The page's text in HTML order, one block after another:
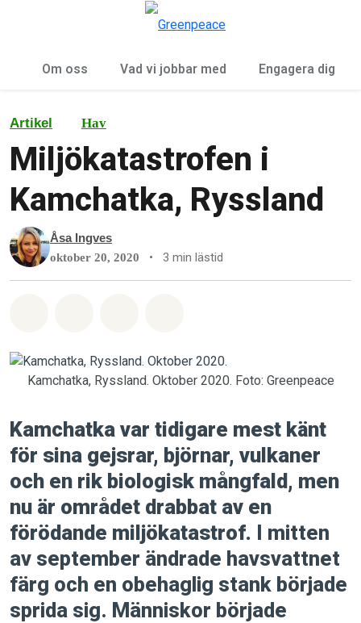
Om oss Vad vi jobbar med Engagera dig
Artikel Hav
Miljökatastrofen i
Kamchatka, Ryssland
Åsa Ingves
oktober 20, 2020 • 3 min lästid
Kamchatka, Ryssland. Oktober 2020. Foto: Greenpeace
Kamchatka var tidigare mest känt
för sina gejsrar, björnar, vulkaner
och en rik biologisk mångfald, men
nu är området drabbat av en
förödande miljökatastrof. I mitten
av september ändrade havsvattnet
färg och en obehaglig stank började
sprida sig. Människor började